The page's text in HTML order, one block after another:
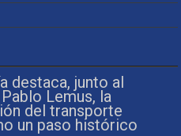
destaca, junto al
Lemus, la
del transporte
un paso histórico